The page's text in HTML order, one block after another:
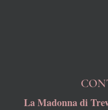
La Madonna di